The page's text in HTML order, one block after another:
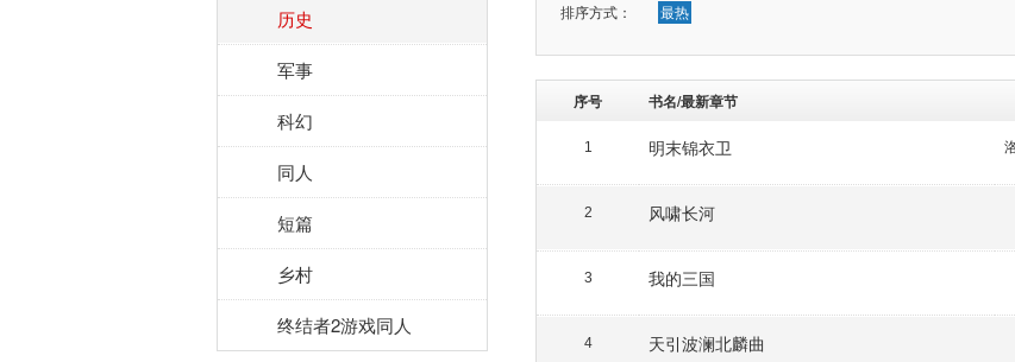
历史
军事
科幻
同人
短篇
乡村
终结者2游戏同人
排序方式：
最热
序号 书名/最新章节
1 明末锦衣卫
2 风啸长河
3 我的三国
4 天引波澜北麟曲